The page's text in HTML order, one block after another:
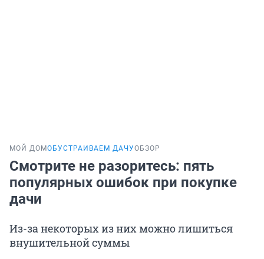
МОЙ ДОМОБУСТРАИВАЕМ ДАЧУОБЗОР
Смотрите не разоритесь: пять
популярных ошибок при покупке
дачи
Из-за некоторых из них можно лишиться
внушительной суммы